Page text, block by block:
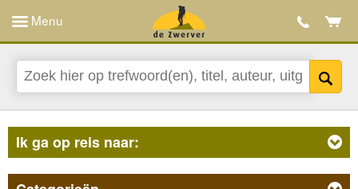
Menu
Ik ga op reis naar: